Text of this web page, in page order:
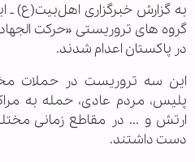
به گزارش خبرگزاری اهل‌بیت(ع) ـ
گروه های تروریستی «حرکت
در پاکستان اعدام شدند.
این سه تروریست در حملات
پلیس، مردم عادی، حمله به
ارتش و ... در مقاطع زمانی
دست داشتند.